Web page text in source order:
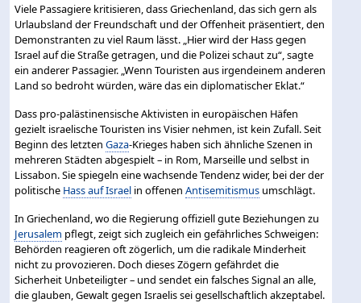
Viele Passagiere kritisieren, dass Griechenland, das sich gern als
Urlaubsland der Freundschaft und der Offenheit präsentiert, den
Demonstranten zu viel Raum lässt. „Hier wird der Hass gegen
Israel auf die Straße getragen, und die Polizei schaut zu“, sagte
ein anderer Passagier. „Wenn Touristen aus irgendeinem anderen
Land so bedroht würden, wäre das ein diplomatischer Eklat.“
Dass pro-palästinensische Aktivisten in europäischen Häfen
gezielt israelische Touristen ins Visier nehmen, ist kein Zufall. Seit
Beginn des letztenGaza-Krieges haben sich ähnliche Szenen in
mehreren Städten abgespielt – in Rom, Marseille und selbst in
Lissabon. Sie spiegeln eine wachsende Tendenz wider, bei der der
politische Hass auf Israel in offenenAntisemitismus umschlägt.
In Griechenland, wo die Regierung offiziell gute Beziehungen zu
Jerusalem pflegt, zeigt sich zugleich ein gefährliches Schweigen:
Behörden reagieren oft zögerlich, um die radikale Minderheit
nicht zu provozieren. Doch dieses Zögern gefährdet die
Sicherheit Unbeteiligter – und sendet ein falsches Signal an alle,
die glauben, Gewalt gegen Israelis sei gesellschaftlich akzeptabel.